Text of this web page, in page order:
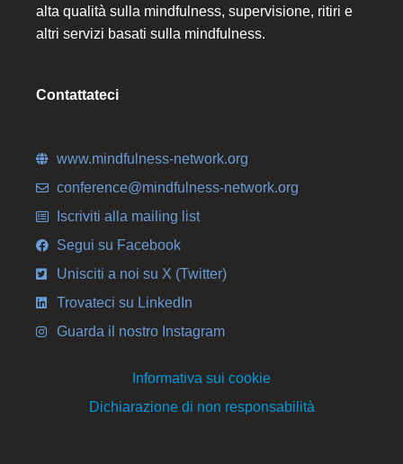
alta qualità sulla mindfulness, supervisione, ritiri e
altri servizi basati sulla mindfulness.
Contattateci
www.mindfulness-network.org
conference@mindfulness-network.org
Iscriviti alla mailing list
Segui su Facebook
Unisciti a noi su X (Twitter)
Trovateci su LinkedIn
Guarda il nostro Instagram
Informativa sui cookie
Dichiarazione di non responsabilità